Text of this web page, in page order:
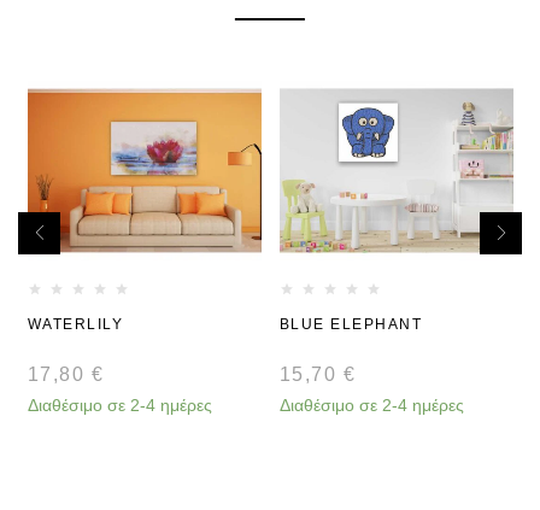
WATERLILY
17,80 €
Διαθέσιμο σε 2-4 ημέρες
BLUE ELEPHANT
15,70 €
Διαθέσιμο σε 2-4 ημέρες